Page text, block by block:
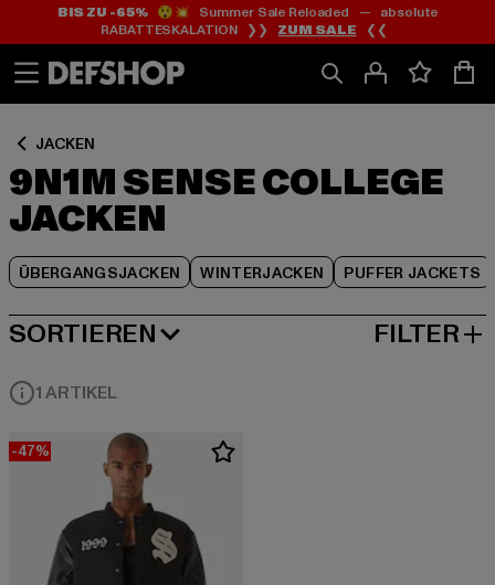
Zum
Inhalt
springen
Zum
Fußzeile
springen
BIS ZU -65%😲💥 Summer Sale Reloaded — absolute
RABATTESKALATION ❯❯ ZUM SALE ❮❮
JACKEN
9N1M SENSE COLLEGE
JACKEN
ÜBERGANGSJACKEN WINTERJACKEN PUFFER JACKETS
Zum
Produktraster
springen
SORTIEREN
BELIEBTESTE FILTER
1 ARTIKEL
-47%